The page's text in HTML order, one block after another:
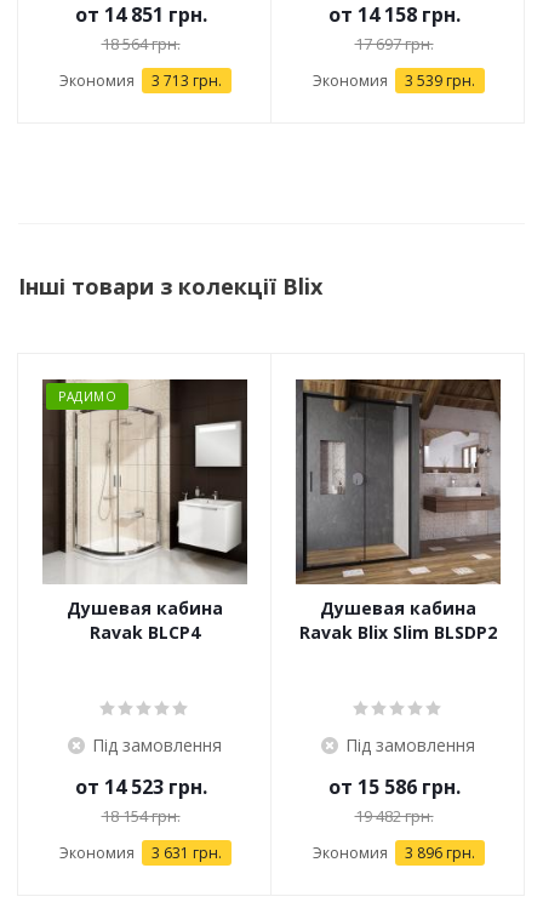
от 14 851 грн.
18 564 грн.
Экономия 3 713 грн.
от 14 158 грн.
17 697 грн.
Экономия 3 539 грн.
Інші товари з колекції Blix
РАДИМО
Душевая кабина
Ravak BLCP4
Під замовлення
от 14 523 грн.
18 154 грн.
Экономия 3 631 грн.
Душевая кабина
Ravak Blix Slim BLSDP2
Під замовлення
от 15 586 грн.
19 482 грн.
Экономия 3 896 грн.